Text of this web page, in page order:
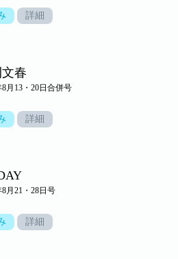
詳細
春
8月13・20日合併号
詳細
8月21・28日号
詳細